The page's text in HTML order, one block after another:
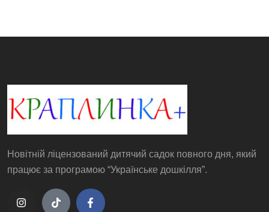
Новітній ліцензований дитячий садок повного дня, який
працює за програмою “Українське дошкілля”.